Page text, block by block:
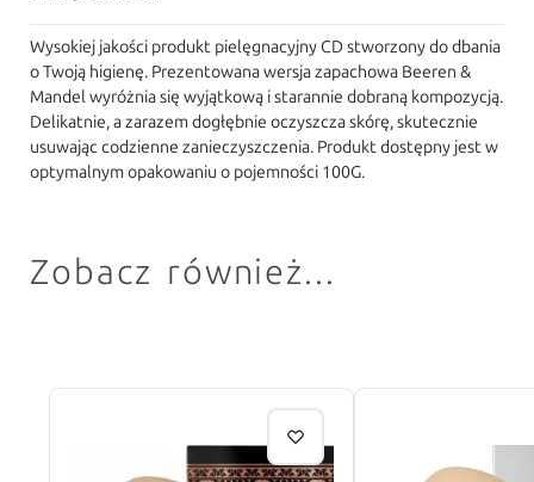
Wysokiej jakości produkt pielęgnacyjny CD stworzony do dbania
o Twoją higienę. Prezentowana wersja zapachowa Beeren &
Mandel wyróżnia się wyjątkową i starannie dobraną kompozycją.
Delikatnie, a zarazem dogłębnie oczyszcza skórę, skutecznie
usuwając codzienne zanieczyszczenia. Produkt dostępny jest w
optymalnym opakowaniu o pojemności 100G.
Zobacz również...